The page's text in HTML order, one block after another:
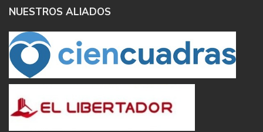
NUESTROS ALIADOS